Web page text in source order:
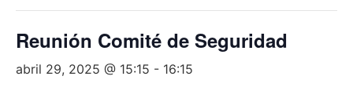
Reunión Comité de Seguridad
abril 29, 2025 @ 15:15 - 16:15